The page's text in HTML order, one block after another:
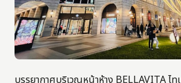
บรรยากาศบริเวณหน้าห้าง BELLAVITA ไท